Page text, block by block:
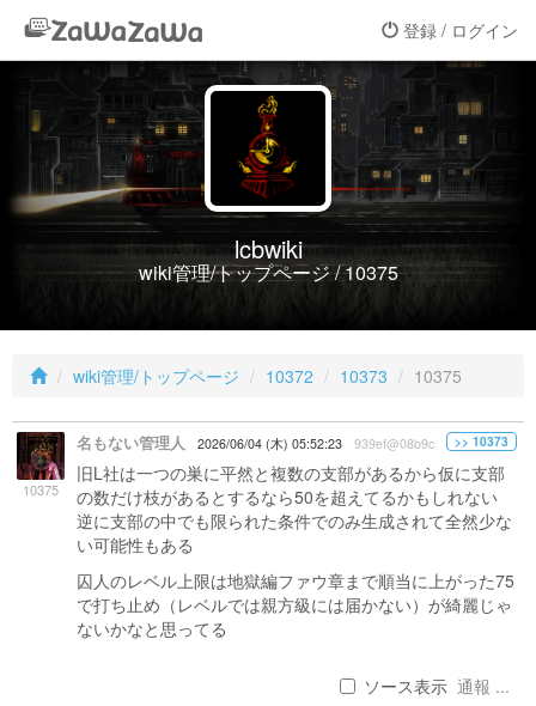
登録 / ログイン
lcbwiki
wiki管理/トップページ / 10375
wiki管理/トップページ 10372 10373 10375
10375
名もない管理人 2026/06/04 (木) 05:52:23 939ef@08b9c >> 10373
旧L社は一つの巣に平然と複数の支部があるから仮に支部
の数だけ枝があるとするなら50を超えてるかもしれない
逆に支部の中でも限られた条件でのみ生成されて全然少な
い可能性もある
囚人のレベル上限は地獄編ファウ章まで順当に上がった75
で打ち止め（レベルでは親方級には届かない）が綺麗じゃ
ないかなと思ってる
ソース表示 通報 ...